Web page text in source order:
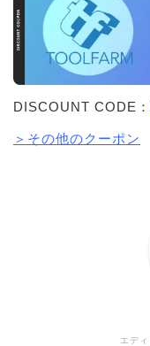
DISCOUNT CODE：
＞その他のクーポン
エデ